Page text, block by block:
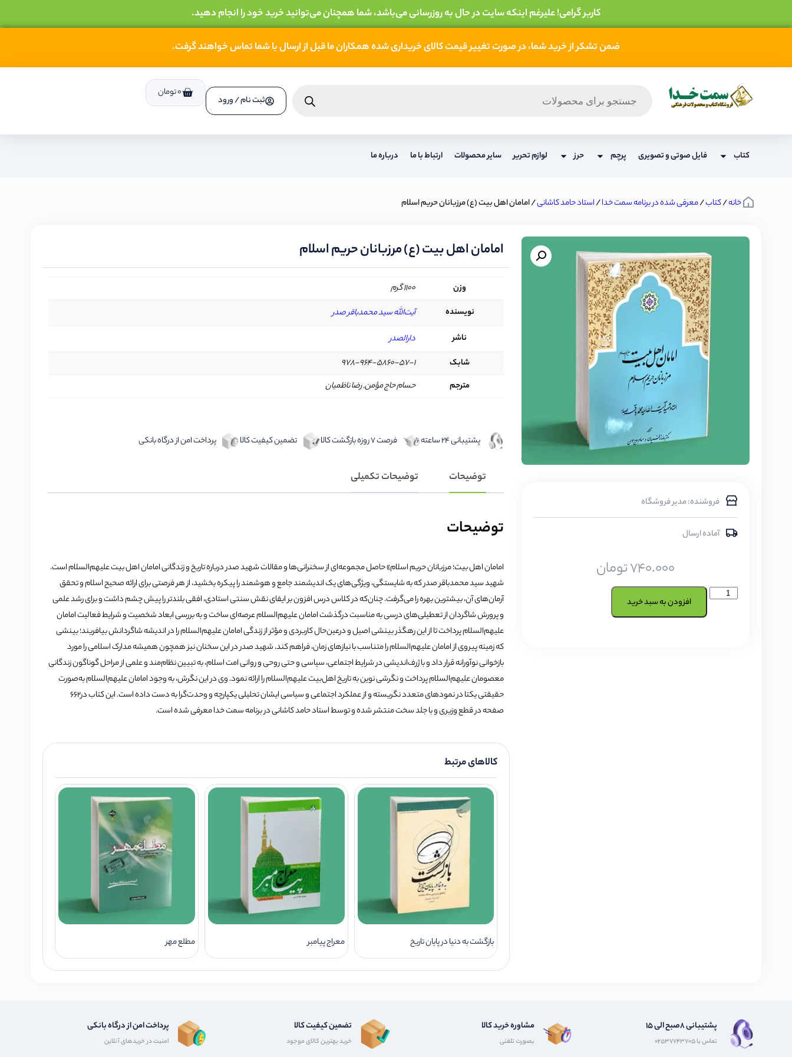
کاربر گرامی! علیرغم اینکه سایت در حال به روزرسانی می‌باشد، شما همچنان می‌توانید خرید خود را انجام دهید.
ضمن تشکر از خرید شما، در صورت تغییر قیمت کالای خریداری شده همکاران ما قبل از ارسال با شما تماس خواهند گرفت.
ثبت نام / ورود
0تومان
کتاب فایل صوتی و تصویری پرچم حرز لوازم تحریر سایر محصولات ارتباط با ما درباره ما
خانه/کتاب/معرفی شده در برنامه سمت خدا/استاد حامد کاشانی/ امامان اهل بیت (ع) مرزبانان حریم اسلام
فروشنده: مدیر فروشگاه
آماده ارسال
740.000تومان
افزودن به سبد خرید
امامان اهل بیت (ع) مرزبانان حریم اسلام
وزن
1100 گرم
نویسنده
آیت‌الله سید محمدباقر صدر
ناشر
دارالصدر
شابک
978-964-5860-57-1
مترجم
حسام حاج مؤمن, رضا ناظمیان
پشتیبانی 24 ساعته فرصت 7 روزه بازگشت کالا تضمین کیفیت کالا پرداخت امن از درگاه بانکی
توضیحات توضیحات تکمیلی
توضیحات
امامان اهل بیت؛ مرزبانان حریم اسلام» حاصل مجموعه‌ای از سخنرانی‌ها و مقالات شهید صدر درباره تاریخ و زندگانی امامان اهل بیت علیهم‌السلام است.
شهید سید محمدباقر صدر که به شایستگی، ویژگی‌های یک اندیشمند جامع و هوشمند را پیکره بخشید، از هر فرصتی برای ارائه صحیح اسلام و تحقق
آرمان‌های آن، بیشترین بهره را می‌گرفت. چنان‌که در کلاس درس افزون بر ایفای نقش سنتی استادی، افقی بلندتر را پیش چشم داشت و برای رشد علمی
و پرورش شاگردان از تعطیلی‌های درسی به مناسبت‌ درگذشت امامان علیهم‌السلام عرصه‌‌ای ساخت و به بررسی ابعاد شخصیت و شرایط فعالیت امامان
علیهم‌السلام پرداخت تا از این رهگذر بینشی اصیل و درعین‌حال کاربردی و مؤثر از زندگی امامان علیهم‌السلام را در اندیشه شاگردانش بیافریند؛ بینشی
که زمینه پیروی از امامان علیهم‌السلام را متناسب با نیازهای زمان، فراهم کند. شهید صدر در این سخنان نیز همچون همیشه مدارک اسلامی را مورد
بازخوانی نوآورانه قرار داد و با ژرف‌اندیشی در شرایط اجتماعی، سیاسی و حتی روحی و روانی امت اسلام، به تبیین نظام‌مند و علمی از مراحل گوناگون زندگانی
معصومان علیهم‌السلام ‌پرداخت و نگرشی نوین به تاریخ اهل‌بیت علیهم‌السلام را ارائه نمود. وی در این نگرش، به وجود امامان علیهم‌السلام به‌صورت
حقیقتی یکتا در نمودهای متعدد نگریسته و از عملکرد اجتماعی و سیاسی ایشان تحلیلی یکپارچه و وحدت‌گرا به‌ دست داده است. این کتاب در662
صفحه در قطع وزیری و با جلد سخت منتشر شده و توسط استاد حامد کاشانی در برنامه سمت خدا معرفی شده است.
کالاهای مرتبط
بازگشت به دنیا در پایان تاریخ معراج پیامبر مطلع مهر
پشتیبانی 8صبح الی 15
تماس با 02537743705
مشاوره خرید کالا
بصورت تلفنی
تضمین کیفیت کالا
خرید بهترین کالای موجود
پرداخت امن از درگاه بانکی
امنیت در خریدهای آنلاین